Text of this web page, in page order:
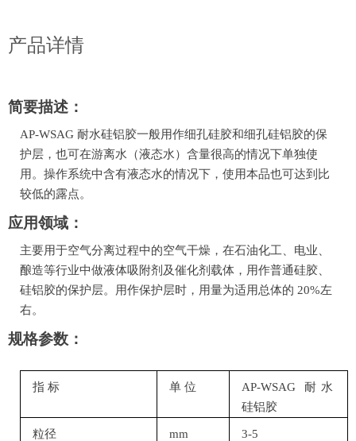
简要描述：
AP-WSAG 耐水硅铝胶一般用作细孔硅胶和细孔硅铝胶的保
护层，也可在游离水（液态水）含量很高的情况下单独使
用。操作系统中含有液态水的情况下，使用本品也可达到比
较低的露点。
应用领域：
主要用于空气分离过程中的空气干燥，在石油化工、电业、
酿造等行业中做液体吸附剂及催化剂载体，用作普通硅胶、
硅铝胶的保护层。用作保护层时，用量为适用总体的 20%左
右。
规格参数：
指 标 单 位 AP-WSAG 耐水
硅铝胶
粒径 mm 3-5
产品详情